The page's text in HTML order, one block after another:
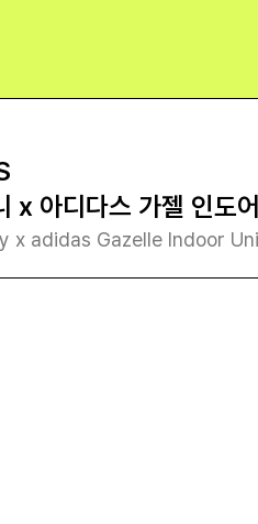
x 아디다스 가젤 인도
x adidas Gazelle Indoor